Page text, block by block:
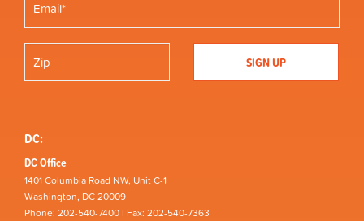
DC:
DC Office
1401 Columbia Road NW, Unit C-1
Washington, DC 20009
Phone: 202-540-7400 | Fax: 202-540-7363